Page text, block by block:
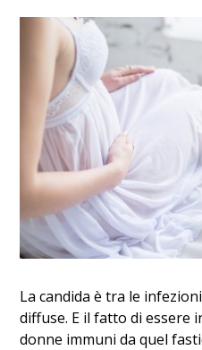
La candida è tra le
diffuse. E il fatto di essere
donne immuni da quel